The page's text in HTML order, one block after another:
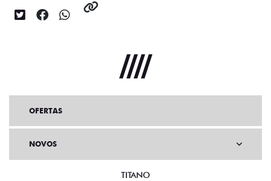
OFERTAS
NOVOS
TITANO